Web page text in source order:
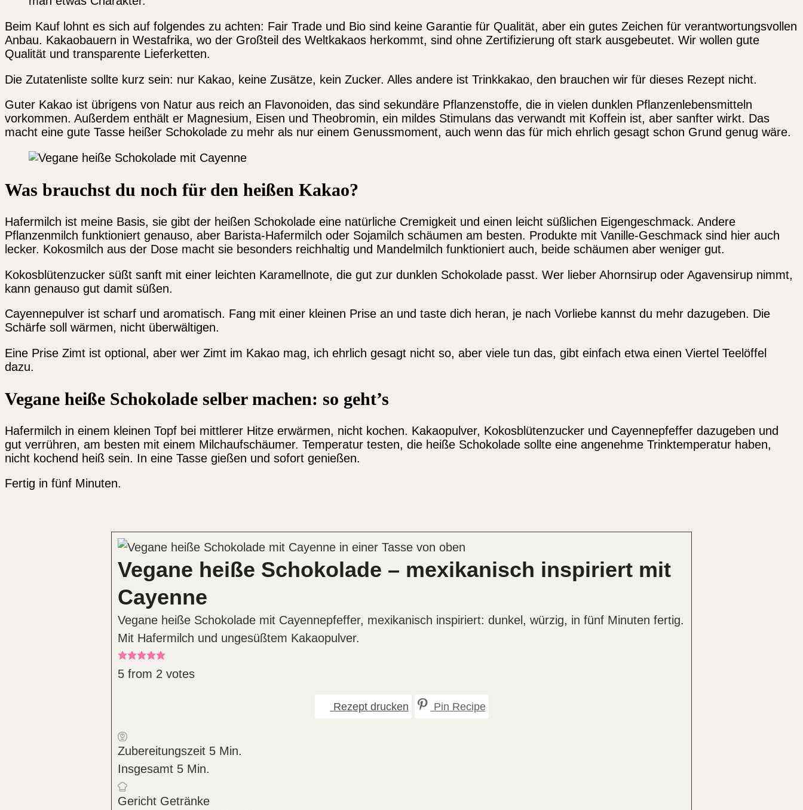
Beim Kauf lohnt es sich auf folgendes zu achten: Fair Trade und Bio sind keine Garantie für Qualität, aber ein gutes Zeichen für verantwortungsvollen
Anbau. Kakaobauern in Westafrika, wo der Großteil des Weltkakaos herkommt, sind ohne Zertifizierung oft stark ausgebeutet. Wir wollen gute
Qualität und transparente Lieferketten.
Die Zutatenliste sollte kurz sein: nur Kakao, keine Zusätze, kein Zucker. Alles andere ist Trinkkakao, den brauchen wir für dieses Rezept nicht.
Guter Kakao ist übrigens von Natur aus reich an Flavonoiden, das sind sekundäre Pflanzenstoffe, die in vielen dunklen Pflanzenlebensmitteln
vorkommen. Außerdem enthält er Magnesium, Eisen und Theobromin, ein mildes Stimulans das verwandt mit Koffein ist, aber sanfter wirkt. Das
macht eine gute Tasse heißer Schokolade zu mehr als nur einem Genussmoment, auch wenn das für mich ehrlich gesagt schon Grund genug wäre.
Was brauchst du noch für den heißen Kakao?
Hafermilch ist meine Basis, sie gibt der heißen Schokolade eine natürliche Cremigkeit und einen leicht süßlichen Eigengeschmack. Andere
Pflanzenmilch funktioniert genauso, aber Barista-Hafermilch oder Sojamilch schäumen am besten. Produkte mit Vanille-Geschmack sind hier auch
lecker. Kokosmilch aus der Dose macht sie besonders reichhaltig und Mandelmilch funktioniert auch, beide schäumen aber weniger gut.
Kokosblütenzucker süßt sanft mit einer leichten Karamellnote, die gut zur dunklen Schokolade passt. Wer lieber Ahornsirup oder Agavensirup nimmt,
kann genauso gut damit süßen.
Cayennepulver ist scharf und aromatisch. Fang mit einer kleinen Prise an und taste dich heran, je nach Vorliebe kannst du mehr dazugeben. Die
Schärfe soll wärmen, nicht überwältigen.
Eine Prise Zimt ist optional, aber wer Zimt im Kakao mag, ich ehrlich gesagt nicht so, aber viele tun das, gibt einfach etwa einen Viertel Teelöffel
dazu.
Vegane heiße Schokolade selber machen: so geht’s
Hafermilch in einem kleinen Topf bei mittlerer Hitze erwärmen, nicht kochen. Kakaopulver, Kokosblütenzucker und Cayennepfeffer dazugeben und
gut verrühren, am besten mit einem Milchaufschäumer. Temperatur testen, die heiße Schokolade sollte eine angenehme Trinktemperatur haben,
nicht kochend heiß sein. In eine Tasse gießen und sofort genießen.
Fertig in fünf Minuten.
Vegane heiße Schokolade – mexikanisch inspiriert mit
Cayenne
Vegane heiße Schokolade mit Cayennepfeffer, mexikanisch inspiriert: dunkel, würzig, in fünf Minuten fertig.
Mit Hafermilch und ungesüßtem Kakaopulver.
5 from 2 votes
Rezept drucken Pin Recipe
Zubereitungszeit 5Minuten
Min.
Insgesamt 5Minuten
Min.
Gericht Getränke